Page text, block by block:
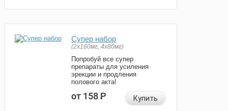
Супер набор
(2х160мг, 4х80мг)
Попробуй все супер
препараты для усиления
эрекции и продления
полового акта!
от 158Р Купить